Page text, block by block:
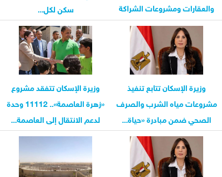
والعقارات ومشروعات الشراكة
بالمدن الجديدة
سكن لكل...
وزيرة الإسكان تتابع تنفيذ
مشروعات مياه الشرب والصرف
الصحي ضمن مبادرة «حياة...
وزيرة الإسكان تتفقد مشروع
«زهرة العاصمة».. 11112 وحدة
لدعم الانتقال إلى العاصمة...